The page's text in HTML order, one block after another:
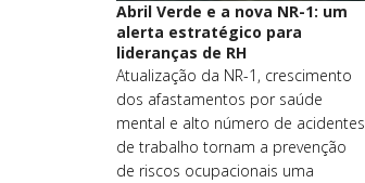
Abril Verde e a nova NR-1: um
alerta estratégico para
lideranças de RH
Atualização da NR-1, crescimento
dos afastamentos por saúde
mental e alto número de acidentes
de trabalho tornam a prevenção
de riscos ocupacionais uma